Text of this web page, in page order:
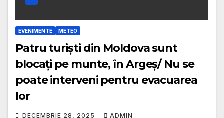
EVENIMENTE METEO
Patru turiști din Moldova sunt
blocați pe munte, în Argeș/ Nu se
poate interveni pentru evacuarea
lor
DECEMBRIE 28, 2025 ADMIN